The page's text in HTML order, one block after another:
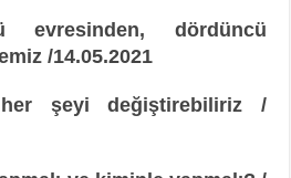
evresinden, dördüncü
/14.05.2021
şeyi değiştirebiliriz /